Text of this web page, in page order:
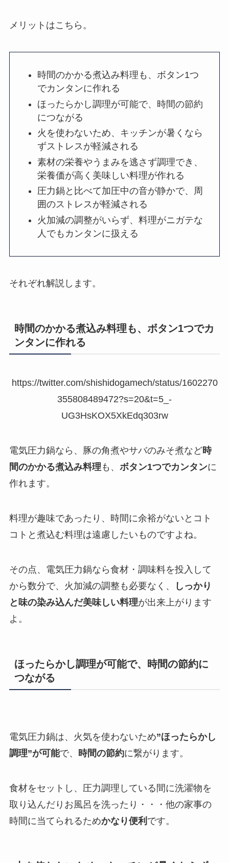
メリットはこちら。
時間のかかる煮込み料理も、ボタン1つ
でカンタンに作れる
ほったらかし調理が可能で、時間の節約
につながる
火を使わないため、キッチンが暑くなら
ずストレスが軽減される
素材の栄養やうまみを逃さず調理でき、
栄養価が高く美味しい料理が作れる
圧力鍋と比べて加圧中の音が静かで、周
囲のストレスが軽減される
火加減の調整がいらず、料理がニガテな
人でもカンタンに扱える
それぞれ解説します。
時間のかかる煮込み料理も、ボタン1つでカ
ンタンに作れる
https://twitter.com/shishidogamech/status/1602270
355808489472?s=20&t=5_-
UG3HsKOX5XkEdq303rw
電気圧力鍋なら、豚の角煮やサバのみそ煮など時
間のかかる煮込み料理 も、 ボタン1つでカンタンに
作れます。
料理が趣味であったり、時間に余裕がないとコト
コトと煮込む料理は遠慮したいものですよね。
その点、電気圧力鍋なら食材・調味料を投入して
から数分で、火加減の調整も必要なく、
しっかり
と味の染み込んだ美味しい料理が出来上がります
よ。
ほったらかし調理が可能で、時間の節約に
つながる
電気圧力鍋は、火気を使わないため”ほったらかし
調理”が可能で、 時間の節約に繋がります。
食材をセットし、圧力調理している間に洗濯物を
取り込んだりお風呂を洗ったり・・・他の家事の
時間に当てられるためかなり便利 です。